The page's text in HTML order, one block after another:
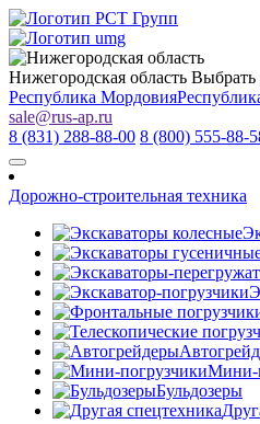
Нижегородская область Выбрать
Республика Мордовия
sale@rus-ap.ru
8 (831) 288-88-00 8 (800) 555-88-
Дорожно-строительная техника
Мини-
Бульдозеры